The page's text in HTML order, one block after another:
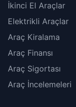
İkinci El Araçlar
Elektrikli Araçlar
Araç Kiralama
Araç Finansı
Araç Sigortası
Araç İncelemeleri